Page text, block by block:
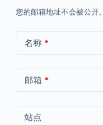
您的邮箱地址不会被公开。
名称*
邮箱 *
站点